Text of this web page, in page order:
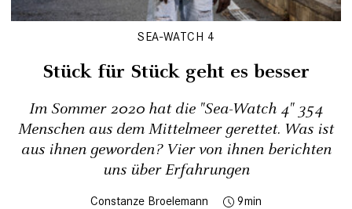
SEA-WATCH 4
Stück für Stück geht es besser
Im Sommer 2020 hat die "Sea-Watch 4" 354
Menschen aus dem Mittelmeer gerettet. Was ist
aus ihnen geworden? Vier von ihnen berichten
uns über Erfahrungen
Constanze Broelemann 9